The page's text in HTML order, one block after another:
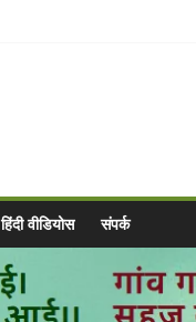
हिंदी वीडियोस संपर्क